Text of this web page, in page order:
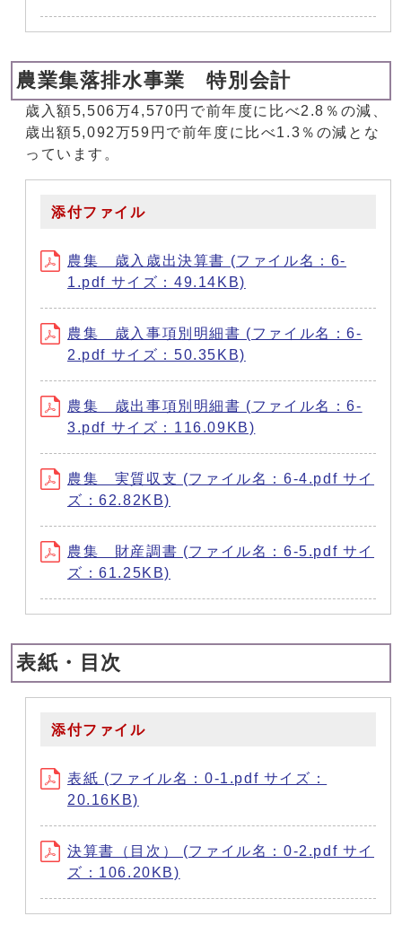
農業集落排水事業 特別会計
歳入額5,506万4,570円で前年度に比べ2.8％の減、
歳出額5,092万59円で前年度に比べ1.3％の減とな
っています。
添付ファイル
農集 歳入歳出決算書 (ファイル名：6-
1.pdf サイズ：49.14KB)
農集 歳入事項別明細書 (ファイル名：6-
2.pdf サイズ：50.35KB)
農集 歳出事項別明細書 (ファイル名：6-
3.pdf サイズ：116.09KB)
農集 実質収支 (ファイル名：6-4.pdf サイ
ズ：62.82KB)
農集 財産調書 (ファイル名：6-5.pdf サイ
ズ：61.25KB)
表紙・目次
添付ファイル
表紙 (ファイル名：0-1.pdf サイズ：
20.16KB)
決算書（目次） (ファイル名：0-2.pdf サイ
ズ：106.20KB)